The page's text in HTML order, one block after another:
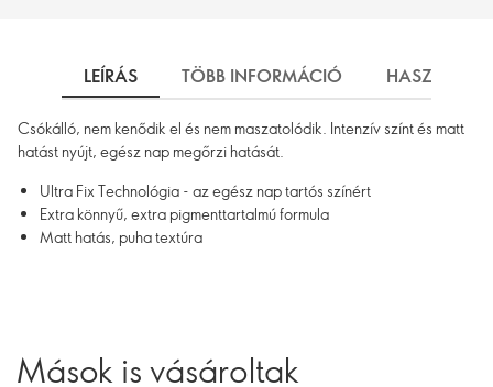
LEÍRÁS TÖBB INFORMÁCIÓ HASZNÁLAT
Csókálló, nem kenődik el és nem maszatolódik. Intenzív színt és matt
hatást nyújt, egész nap megőrzi hatását.
Ultra Fix Technológia - az egész nap tartós színért
Extra könnyű, extra pigmenttartalmú formula
Matt hatás, puha textúra
Mások is vásároltak